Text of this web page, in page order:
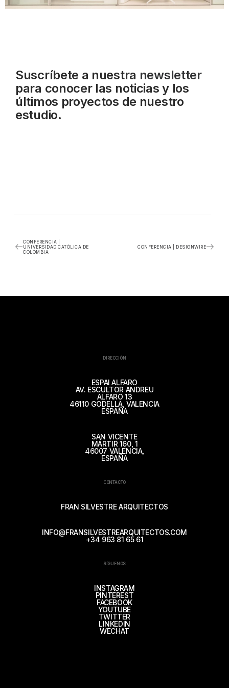
Suscríbete a nuestra newsletter
para conocer las noticias y los
últimos proyectos de nuestro
estudio.
CONFERENCIA |
UNIVERSIDAD CATÓLICA DE
COLOMBIA
CONFERENCIA | DESIGNWIRE
DIRECCIÓN
ESPAI ALFARO
AV. ESCULTOR ANDREU
ALFARO 13
46110 GODELLA, VALENCIA
ESPAÑA
SAN VICENTE
MÁRTIR 160, 1
46007 VALENCIA,
ESPAÑA
CONTACTO
FRAN SILVESTRE ARQUITECTOS
INFO@FRANSILVESTREARQUITECTOS.COM
+34 963 81 65 61
SÍGUENOS
INSTAGRAM
PINTEREST
FACEBOOK
YOUTUBE
TWITTER
LINKEDIN
WECHAT